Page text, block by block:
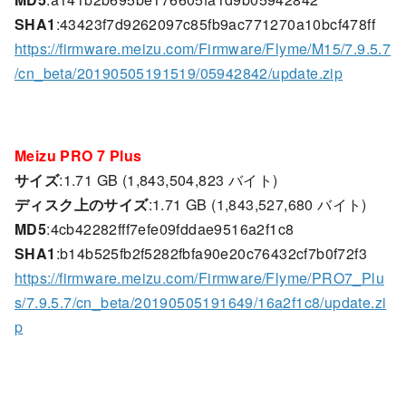
SHA1 :43423f7d9262097c85fb9ac771270a10bcf478ff
https://firmware.meizu.com/Firmware/Flyme/M15/7.9.5.7
/cn_beta/20190505191519/05942842/update.zip
Meizu PRO 7 Plus
サイズ:1.71 GB (1,843,504,823 バイト)
ディスク上のサイズ:1.71 GB (1,843,527,680 バイト)
MD5:4cb42282fff7efe09fddae9516a2f1c8
SHA1 :b14b525fb2f5282fbfa90e20c76432cf7b0f72f3
https://firmware.meizu.com/Firmware/Flyme/PRO7_Plu
s/7.9.5.7/cn_beta/20190505191649/16a2f1c8/update.zi
p